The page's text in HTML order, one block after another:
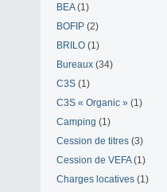
BEA(1)
BOFIP (2)
BRILO (1)
Bureaux (34)
C3S (1)
C3S « Organic » (1)
Camping (1)
Cession de titres (3)
Cession de VEFA(1)
Charges locatives (1)